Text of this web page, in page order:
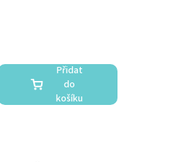
Přidat
do
košíku